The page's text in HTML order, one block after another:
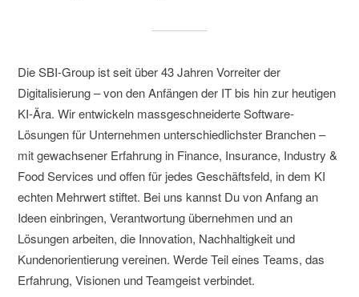
Die SBI-Group ist seit über 43 Jahren Vorreiter der
Digitalisierung – von den Anfängen der IT bis hin zur heutigen
KI-Ära. Wir entwickeln massgeschneiderte Software-
Lösungen für Unternehmen unterschiedlichster Branchen –
mit gewachsener Erfahrung in Finance, Insurance, Industry &
Food Services und offen für jedes Geschäftsfeld, in dem KI
echten Mehrwert stiftet. Bei uns kannst Du von Anfang an
Ideen einbringen, Verantwortung übernehmen und an
Lösungen arbeiten, die Innovation, Nachhaltigkeit und
Kundenorientierung vereinen. Werde Teil eines Teams, das
Erfahrung, Visionen und Teamgeist verbindet.